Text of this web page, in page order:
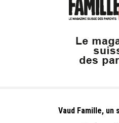
Vaud Famille, un